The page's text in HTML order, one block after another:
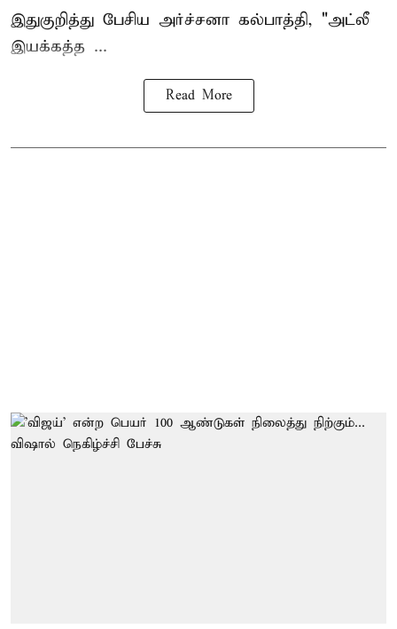
இதுகுறித்து பேசிய அர்ச்சனா கல்பாத்தி, "அட்லீ
இயக்கத்த ...
Read More